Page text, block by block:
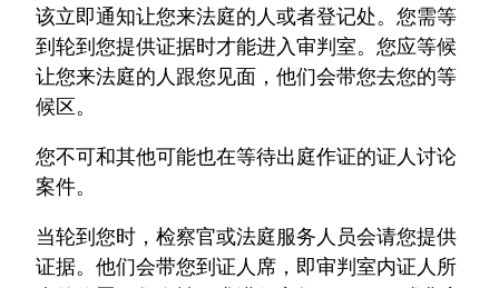
该立即通知让您来法庭的人或者登记处。您需等
到轮到您提供证据时才能进入审判室。您应等候
让您来法庭的人跟您见面，他们会带您去您的等
候区。
您不可和其他可能也在等待出庭作证的证人讨论
案件。
当轮到您时，检察官或法庭服务人员会请您提供
证据。他们会带您到证人席，即审判室内证人所